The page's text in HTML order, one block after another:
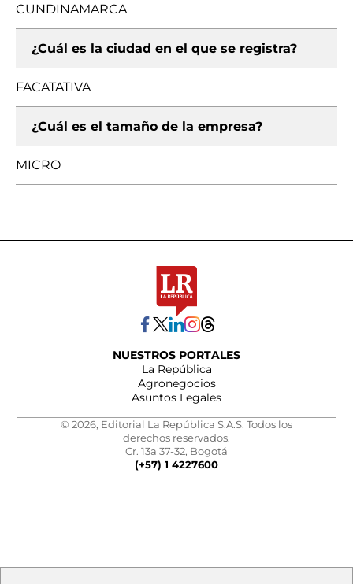
CUNDINAMARCA
¿Cuál es la ciudad en el que se registra?
FACATATIVA
¿Cuál es el tamaño de la empresa?
MICRO
NUESTROS PORTALES
La República
Agronegocios
Asuntos Legales
© 2026, Editorial La República S.A.S. Todos los
derechos reservados.
Cr. 13a 37-32, Bogotá
(+57) 1 4227600